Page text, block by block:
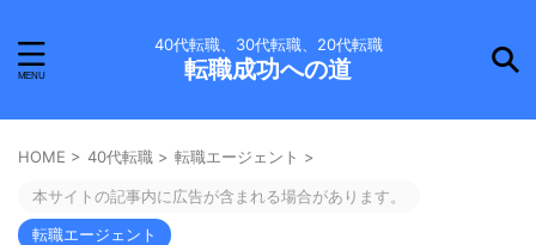
40代転職、30代転職、20代転職
転職成功への道
HOME > 40代転職 > 転職エージェント >
本サイトの記事内に広告が含まれる場合があります。
転職エージェント